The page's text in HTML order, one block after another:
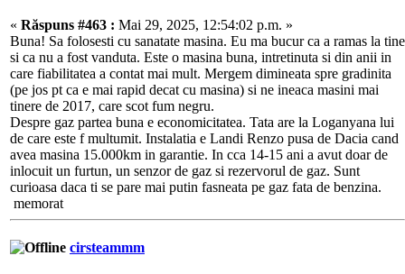
« Răspuns #463 : Mai 29, 2025, 12:54:02 p.m. »
Buna! Sa folosesti cu sanatate masina. Eu ma bucur ca a ramas la tine
si ca nu a fost vanduta. Este o masina buna, intretinuta si din anii in
care fiabilitatea a contat mai mult. Mergem dimineata spre gradinita
(pe jos pt ca e mai rapid decat cu masina) si ne ineaca masini mai
tinere de 2017, care scot fum negru.
Despre gaz partea buna e economicitatea. Tata are la Loganyana lui
de care este f multumit. Instalatia e Landi Renzo pusa de Dacia cand
avea masina 15.000km in garantie. In cca 14-15 ani a avut doar de
inlocuit un furtun, un senzor de gaz si rezervorul de gaz. Sunt
curioasa daca ti se pare mai putin fasneata pe gaz fata de benzina.
memorat
cirsteammm